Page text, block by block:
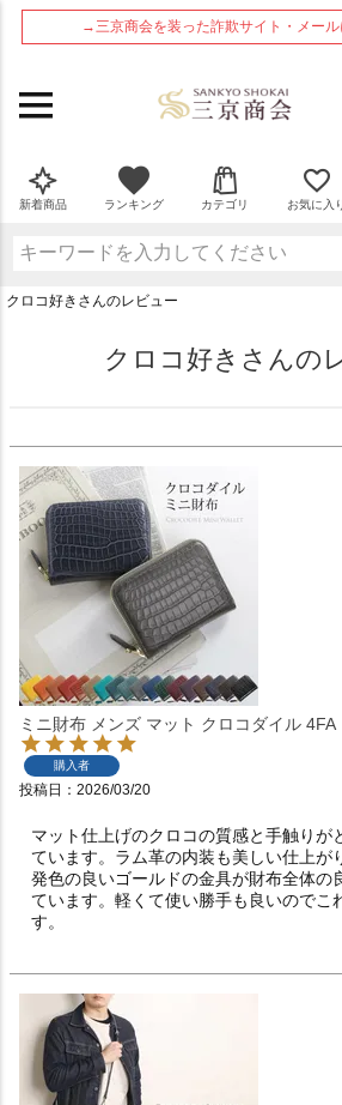
→三京商会を装った詐欺サイト・メー
新着商品 ランキング カテゴリ お気に入
クロコ好きさんのレビュー
クロコ好きさんの
ミニ財布 メンズ マット クロコダイル 4FA
購入者
投稿日 2026/03/20
マット仕上げのクロコの質感と手触りが
ています。ラム革の内装も美しい仕上が
発色の良いゴールドの金具が財布全体の
ています。軽くて使い勝手も良いのでこ
す。